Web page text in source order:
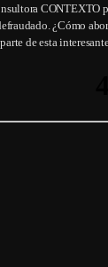
CONTEXTO
¿Cómo
de esta